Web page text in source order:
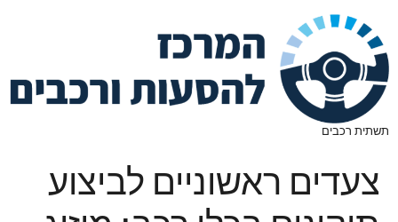
תשתית רכבים
צעדים ראשוניים לביצוע